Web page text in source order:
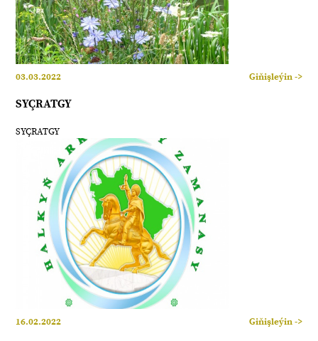
03.03.2022 Giňişleýin ->
SYÇRATGY
SYÇRATGY
16.02.2022 Giňişleýin ->